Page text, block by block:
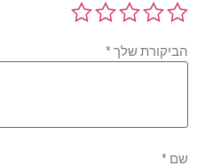
הביקורת שלך *
שם *